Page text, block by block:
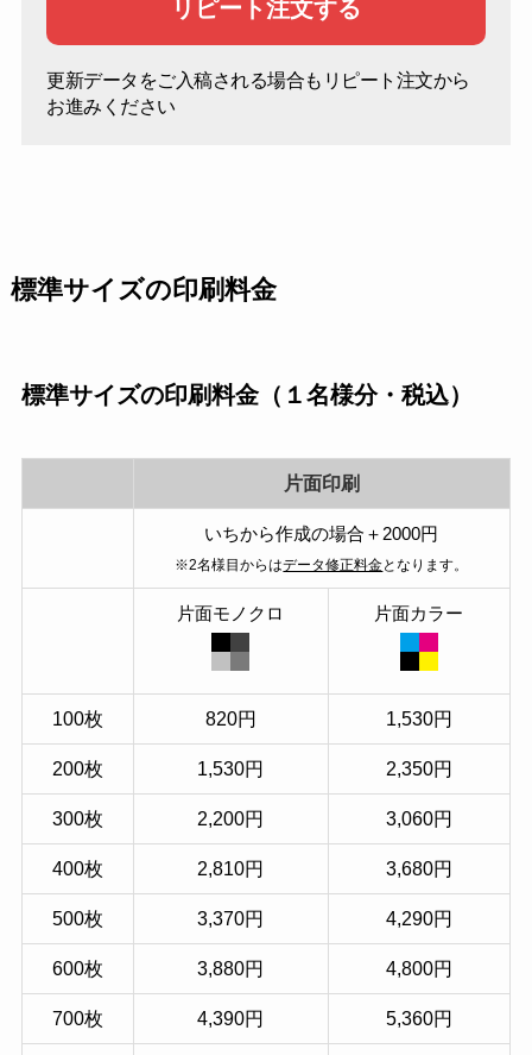
リピート注文する
更新データをご入稿される場合もリピート注文から
お進みください
標準サイズの印刷料金
標準サイズの印刷料金（１名様分・税込）
片面印刷
いちから作成の場合＋2000円
※2名様目からはデータ修正料金となります。
片面モノクロ 片面カラー
100枚 820円 1,530円
200枚 1,530円 2,350円
300枚 2,200円 3,060円
400枚 2,810円 3,680円
500枚 3,370円 4,290円
600枚 3,880円 4,800円
700枚 4,390円 5,360円